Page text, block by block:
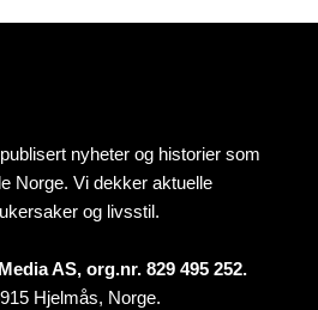
nyheter og historier som
Norge. Vi dekker aktuelle
og livsstil.
AS, org.nr. 829 495 252.
Hjelmås, Norge.